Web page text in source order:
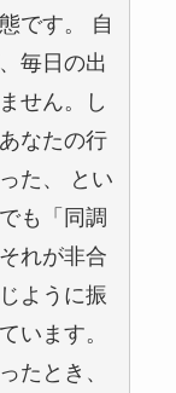
です。 自
毎日の出
せん。し
なたの行
た、 とい
も「同調
れが非合
ように振
います。
たとき、